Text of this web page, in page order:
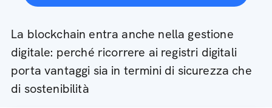
La blockchain entra anche nella gestione
digitale: perché ricorrere ai registri digitali
porta vantaggi sia in termini di sicurezza che
di sostenibilità